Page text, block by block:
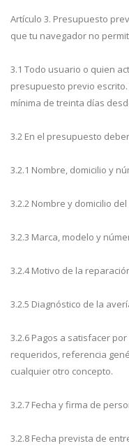
Artículo 3. Presupuesto
que tu navegador no
3.1 Todo usuario o quien
presupuesto previo
mínima de treinta días
3.2 En el presupuesto
3.2.1 Nombre, domicilio y
3.2.2 Nombre y domicilio
3.2.3 Marca, modelo y
3.2.4 Motivo de la
3.2.5 Diagnóstico de la
3.2.6 Pagos a satisfacer
requeridos, referencia
cualquier otro concepto.
3.2.7 Fecha y firma de
3.2.8 Fecha prevista de